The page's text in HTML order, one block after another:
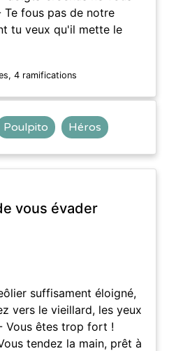
Te fous pas de notre
tu veux qu'il mette le
4 ramifications
Poulpito Héros
vous évader
suffisament éloigné,
vers le vieillard, les yeux
Vous êtes trop fort !
tendez la main, prêt à